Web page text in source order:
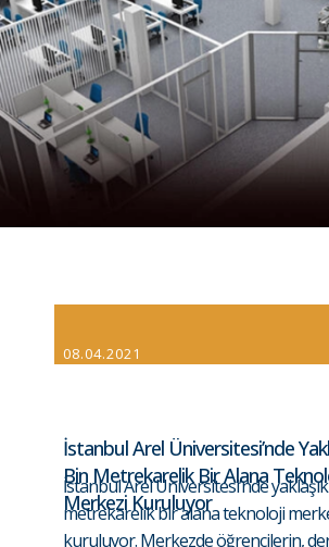
08.04.2021
İstanbul Arel Üniversitesi’nde
Bin Metrekarelik Bir Alana
Merkezi Kuruluyor
İstanbul Arel Üniversitesi’nde
metrekarelik bir alana teknoloji
kuruluyor. Merkezde öğrencilerin,